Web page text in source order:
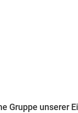
Gruppe unserer